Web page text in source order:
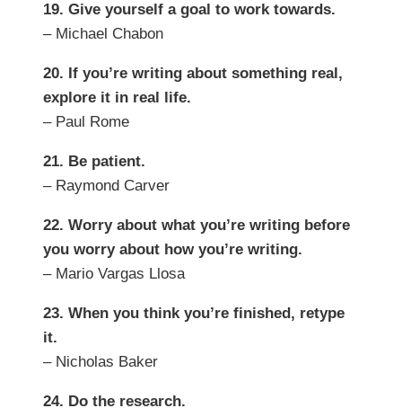
19. Give yourself a goal to work towards.
– Michael Chabon
20. If you’re writing about something real,
explore it in real life.
– Paul Rome
21. Be patient.
– Raymond Carver
22. Worry about what you’re writing before
you worry about how you’re writing.
– Mario Vargas Llosa
23. When you think you’re finished, retype
it.
– Nicholas Baker
24. Do the research.